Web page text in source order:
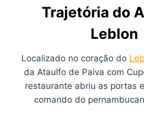
Trajetória do
Leblon
Localizado no coração do
da Ataulfo de Paiva com
restaurante abriu as portas
comando do